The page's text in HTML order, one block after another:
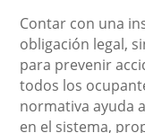
Contar con una
obligación legal,
para prevenir
todos los
normativa ayuda
en el sistema,